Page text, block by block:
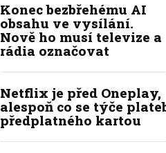
Konec bezbřehému AI
obsahu ve vysílání.
Nově ho musí televize a
rádia označovat
Netflix je před Oneplay,
alespoň co se týče
předplatného kartou